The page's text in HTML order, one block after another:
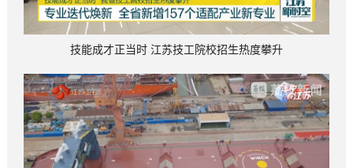
技能成才正当时 江苏技工院校招生热度攀升